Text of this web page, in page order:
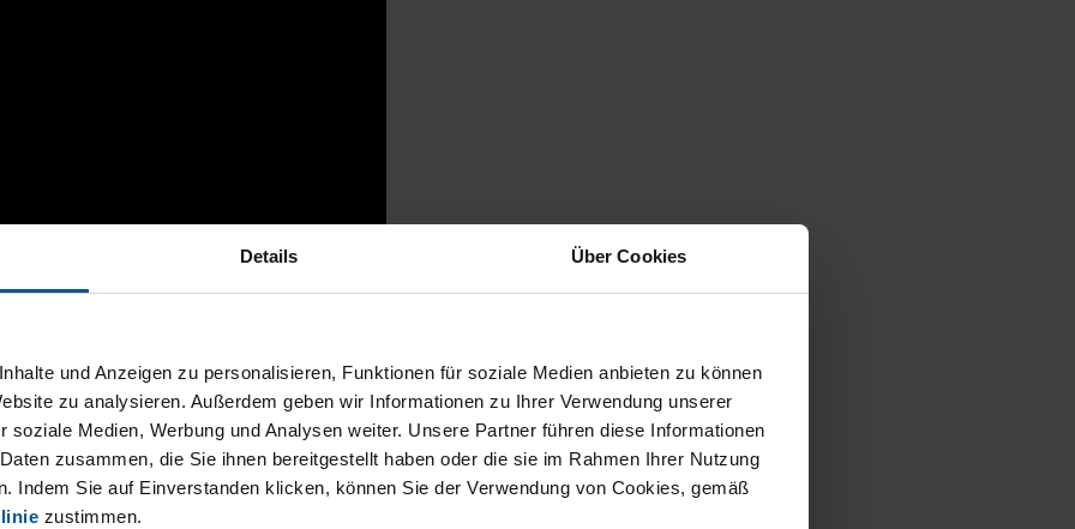
Details Über Cookies
und Anzeigen zu personalisieren, Funktionen für soziale Medien anbieten zu können
zu analysieren. Außerdem geben wir Informationen zu Ihrer Verwendung unserer
soziale Medien, Werbung und Analysen weiter. Unsere Partner führen diese Informationen
zusammen, die Sie ihnen bereitgestellt haben oder die sie im Rahmen Ihrer Nutzung
Indem Sie auf Einverstanden klicken, können Sie der Verwendung von Cookies, gemäß
zustimmen.